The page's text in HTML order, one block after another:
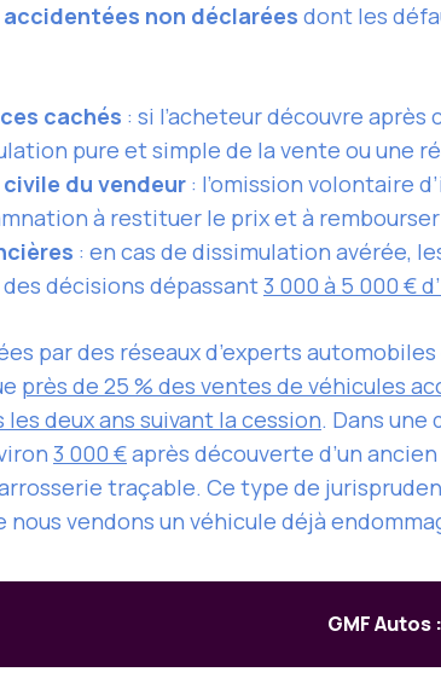
non déclarées dont les
cachés : si l’acheteur découvre
pure et simple de la vente ou une
du vendeur : l’omission volontaire
à restituer le prix et à
: en cas de dissimulation avérée,
décisions dépassant3 000 à 5 000 €
par des réseaux d’experts
près de 25 % des ventes de véhicules
deux ans suivant la cession. Dans une
3 000 €après découverte d’un
traçable. Ce type de
vendons un véhicule déjà
GMF